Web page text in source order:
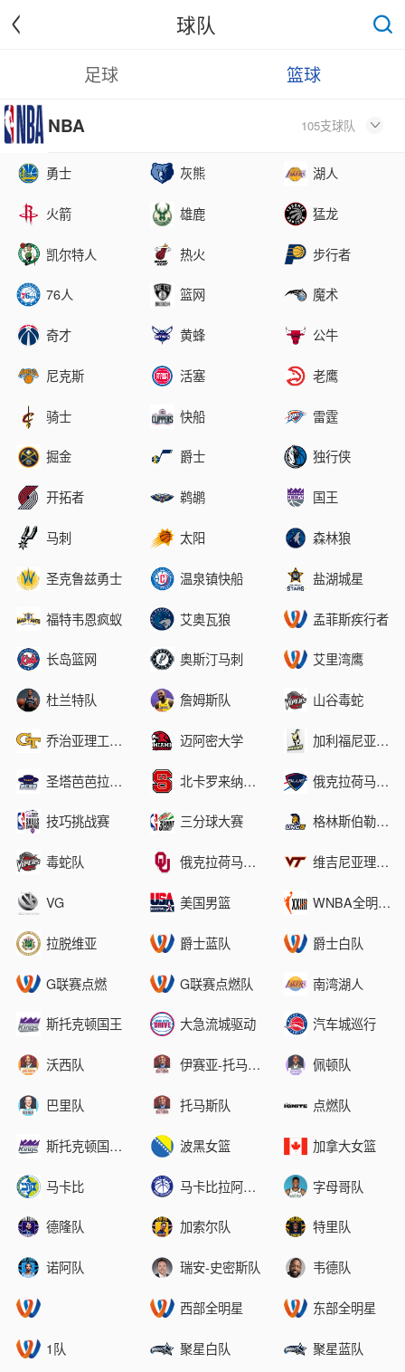
< 球队 
足球 篮球
NBA 105支球队 
勇士 灰熊 湖人
火箭 雄鹿 猛龙
凯尔特人 热火 步行者
76人 篮网 魔术
奇才 黄蜂 公牛
尼克斯 活塞 老鹰
骑士 快船 雷霆
掘金 爵士 独行侠
开拓者 鹈鹕 国王
马刺 太阳 森林狼
圣克鲁兹勇士 温泉镇快船 盐湖城星
福特韦恩疯蚁 艾奥瓦狼 孟菲斯疾行者
长岛篮网 奥斯汀马刺 艾里湾鹰
杜兰特队 詹姆斯队 山谷毒蛇
乔治亚理工学院 迈阿密大学 加利福尼亚理工州立大学
圣塔芭芭拉分校 北卡罗来纳大学 俄克拉荷马城蓝
技巧挑战赛 三分球大赛 格林斯伯勒分校
毒蛇队 俄克拉荷马大学 维吉尼亚理工大学
VG 美国男篮 WNBA全明星队
拉脱维亚 爵士蓝队 爵士白队
G联赛点燃 G联赛点燃队 南湾湖人
斯托克顿国王 大急流城驱动 汽车城巡行
沃西队 伊赛亚-托马斯队 佩顿队
巴里队 托马斯队 点燃队
斯托克顿国王队 波黑女篮 加拿大女篮
马卡比 马卡比拉阿纳纳 字母哥队
德隆队 加索尔队 特里队
诺阿队 瑞安-史密斯队 韦德队
西部全明星 东部全明星
1队 聚星白队 聚星蓝队